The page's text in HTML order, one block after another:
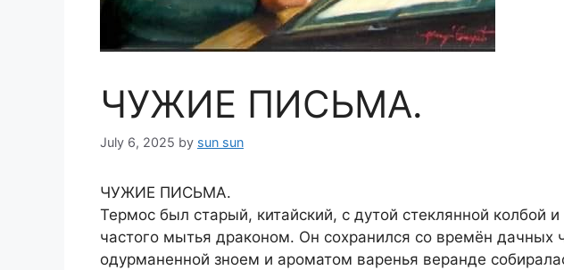
ЧУЖИЕ ПИСЬМА.
July 6, 2025 by sun sun
ЧУЖИЕ ПИСЬМА.
Термос был старый, китайский, с дутой стеклянной колбой
частого мытья драконом. Он сохранился со времён дачных
одурманенной зноем и ароматом варенья веранде